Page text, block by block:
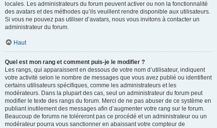
locales. Les administrateurs du forum peuvent activer ou non la fonctionnalité
des avatars et des méthodes qu’ils veuillent rendre disponible aux utilisateurs.
Si vous ne pouvez pas utiliser d’avatars, nous vous invitons à contacter un
administrateur du forum.
Haut
Quel est mon rang et comment puis-je le modifier ?
Les rangs, qui apparaissent en dessous de votre nom d’utilisateur, indiquent
votre activité selon le nombre de messages que vous avez publié ou identifient
certains utilisateurs spécifiques, comme les administrateurs et les
modérateurs. Dans la plupart des cas, seul un administrateur du forum peut
modifier le texte des rangs du forum. Merci de ne pas abuser de ce système en
publiant inutilement des messages afin d’augmenter votre rang sur le forum.
Beaucoup de forums ne toléreront pas ce procédé et un administrateur ou un
modérateur pourra vous sanctionner en abaissant votre compteur de